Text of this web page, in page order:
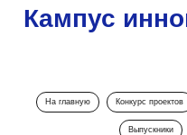
Кампус
На главную Конкурс проектов
Выпускники